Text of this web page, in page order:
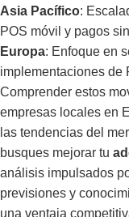
Asia Pacífico:
POS móvil y pagos
Europa: Enfoque en
implementaciones de
Comprender estos
empresas locales en
las tendencias del
busques mejorar tu
análisis impulsados
previsiones y
una ventaja